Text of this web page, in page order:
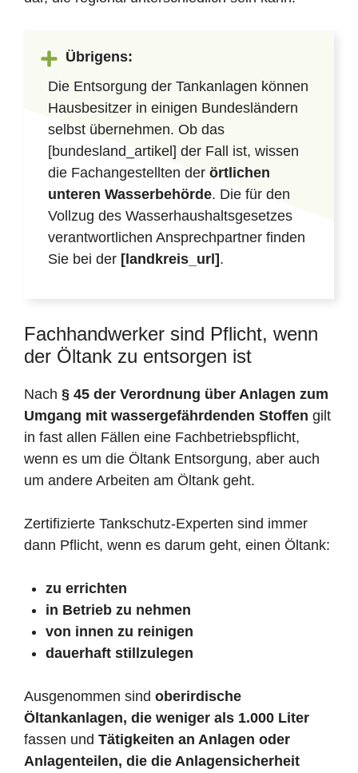
Übrigens:
Die Entsorgung der Tankanlagen können
Hausbesitzer in einigen Bundesländern
selbst übernehmen. Ob das
[bundesland_artikel] der Fall ist, wissen
die Fachangestellten der örtlichen
unteren Wasserbehörde. Die für den
Vollzug des Wasserhaushaltsgesetzes
verantwortlichen Ansprechpartner finden
Sie bei der [landkreis_url] .
Fachhandwerker sind Pflicht, wenn
der Öltank zu entsorgen ist
Nach § 45 der Verordnung über Anlagen zum
Umgang mit wassergefährdenden Stoffen gilt
in fast allen Fällen eine Fachbetriebspflicht,
wenn es um die Öltank Entsorgung, aber auch
um andere Arbeiten am Öltank geht.
Zertifizierte Tankschutz-Experten sind immer
dann Pflicht, wenn es darum geht, einen Öltank:
zu errichten
in Betrieb zu nehmen
von innen zu reinigen
dauerhaft stillzulegen
Ausgenommen sind oberirdische
Öltankanlagen, die weniger als 1.000 Liter
fassen und Tätigkeiten an Anlagen oder
Anlagenteilen, die die Anlagensicherheit